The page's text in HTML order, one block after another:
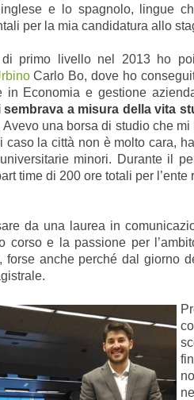
e lo spagnolo, lingue
per la mia candidatura allo
primo livello nel 2013 ho
Carlo Bo, dove ho
in Economia e gestione
sembrava a misura della vita
Avevo una borsa di studio che
caso la città non è molto cara,
minori. Durante il
time di 200 ore totali per
da una laurea in
corso e la passione per
forse anche perché dal giorno